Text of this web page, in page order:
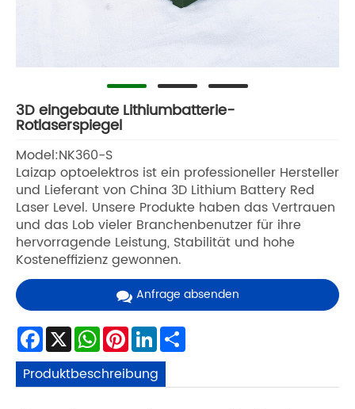
3D eingebaute Lithiumbatterie-
Rotlaserspiegel
Model:NK360-S
Laizap optoelektros ist ein professioneller Hersteller
und Lieferant von China 3D Lithium Battery Red
Laser Level. Unsere Produkte haben das Vertrauen
und das Lob vieler Branchenbenutzer für ihre
hervorragende Leistung, Stabilität und hohe
Kosteneffizienz gewonnen.
Anfrage absenden
Facebook
X WhatsApp
Pinterest
LinkedIn
Produktbeschreibung